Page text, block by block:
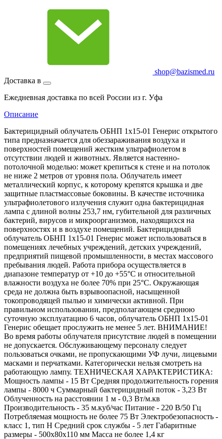
shop@bazismed.ru
Доставка в
Ежедневная доставка по всей России из г. Уфа
Описание
Бактерицидный облучатель ОБНП 1х15-01 Генерис открытого
типа предназначается для обеззараживания воздуха и
поверхностей помещений жестким ультрафиолетом в
отсутствии людей и животных. Является настенно-
потолочной моделью: может крепиться к стене и на потолок
не ниже 2 метров от уровня пола. Облучатель имеет
металлический корпус, к которому крепятся крышка и две
защитные пластмассовые боковины. В качестве источника
ультрафиолетового излучения служит одна бактерицидная
лампа с длиной волны 253,7 нм, губительной для различных
бактерий, вирусов и микроорганизмов, находящихся на
поверхностях и в воздухе помещений. Бактерицидный
облучатель ОБНП 1х15-01 Генерис может использоваться в
помещениях лечебных учреждений, детских учреждений,
предприятий пищевой промышленности, в местах массового
пребывания людей. Работа прибора осуществляется в
диапазоне температур от +10 до +55°С и относительной
влажности воздуха не более 70% при 25°С. Окружающая
среда не должна быть взрывоопасной, насыщенной
токопроводящей пылью и химически активной. При
правильном использовании, предполагающем среднюю
суточную эксплуатацию 6 часов, облучатель ОБНП 1х15-01
Генерис обещает прослужить не менее 5 лет. ВНИМАНИЕ!
Во время работы облучателя присутствие людей в помещении
не допускается. Обслуживающему персоналу следует
пользоваться очками, не пропускающими УФ лучи, лицевыми
масками и перчатками. Категорически нельзя смотреть на
работающую лампу. ТЕХНИЧЕСКАЯ ХАРАКТЕРИСТИКА:
Мощность лампы - 15 Вт Средняя продолжительность горения
лампы - 8000 ч Суммарный бактерицидный поток - 3,23 Вт
Облученность на расстоянии 1 м - 0,3 Вт/м.кв
Производительность - 35 м.куб/час Питание - 220 В/50 Гц
Потребляемая мощность не более 75 Вт Электробезопасность -
класс 1, тип Н Средний срок службы - 5 лет Габаритные
размеры - 500х80х110 мм Масса не более 1,4 кг